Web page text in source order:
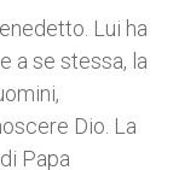
Lui ha
a se stessa, la
Dio. La
Papa